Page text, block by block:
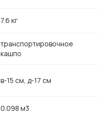
7.6 кг
транспортировочное
кашпо
в-15 см, д-17 см
0.098 м3